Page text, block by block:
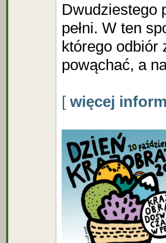
Dwudziestego
pełni. W ten
którego odbiór
powąchać, a
[ więcej